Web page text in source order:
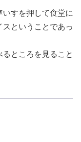
すを押して食堂に
ということであっ
ところを見ること